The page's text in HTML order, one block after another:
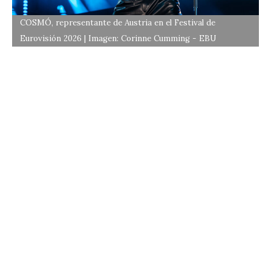
COSMÓ, representante de Austria en el Festival de
Eurovisión 2026 | Imagen: Corinne Cumming - EBU